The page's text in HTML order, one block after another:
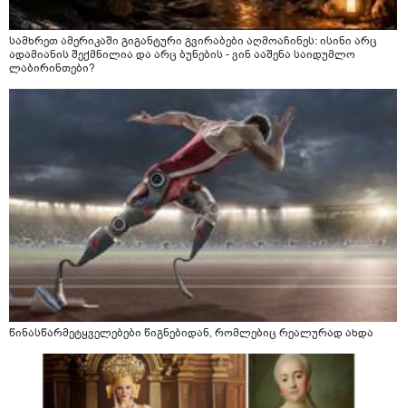
სამხრეთ ამერიკაში გიგანტური გვირაბები აღმოაჩინეს: ისინი არც
ადამიანის შექმნილია და არც ბუნების - ვინ ააშენა საიდუმლო
ლაბირინთები?
წინასწარმეტყველებები წიგნებიდან, რომლებიც რეალურად ახდა